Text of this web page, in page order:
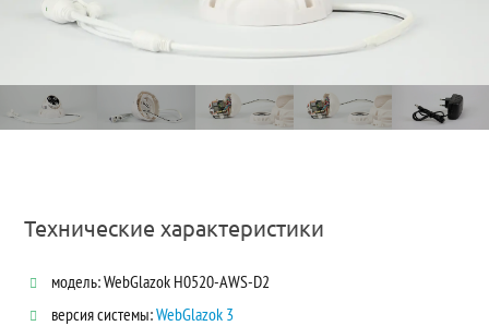
Технические характеристики
модель: WebGlazok H0520-AWS-D2
версия системы:WebGlazok 3